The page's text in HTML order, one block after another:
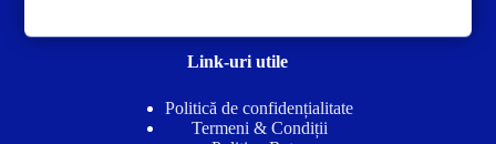
Link-uri utile
Politică de confidențialitate
Termeni & Condiții